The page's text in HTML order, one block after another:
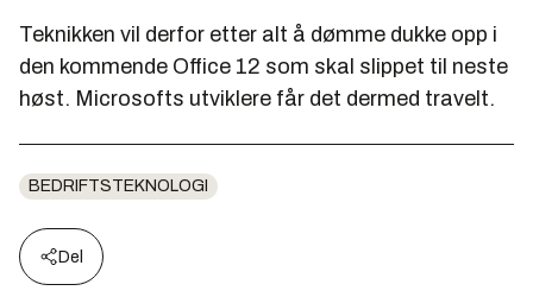
Teknikken vil derfor etter alt å dømme dukke opp i
den kommende Office 12 som skal slippet til neste
høst. Microsofts utviklere får det dermed travelt.
BEDRIFTSTEKNOLOGI
Del